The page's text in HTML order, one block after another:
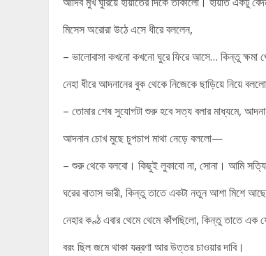
মিসেস অরোরা উঠে এসে ধীরে বললেন,
– ভালোবাসা কখনো কখনো ঘুরে ফিরে আসে… কিন্তু
নেহা ধীরে আদনানের বুক থেকে নিজেকে ছাড়িয়ে নিয়ে
– তোমার শেষ সুযোগটা শুরু হবে সত্য বলার মাধ্যমে,
আদনান চোখ মুছে চুপচাপ মাথা নেড়ে বললো—
– শুরু থেকে বলবো। কিছুই লুকাবো না, সোনা। আমি সত্যিই
ঘরের বাতাস ভারী, কিন্তু তাতে একটা নতুন আশা মিশে
নেহার কণ্ঠ এবার থেমে থেমে কাঁপছিলো, কিন্তু তাতে এক
বরং ছিল জমে থাকা যন্ত্রণা আর উত্তর চাওয়ার দাবি।